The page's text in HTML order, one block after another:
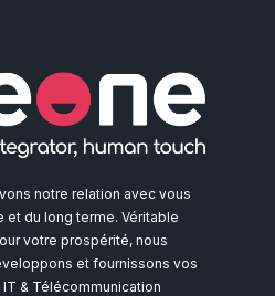
notre relation avec vous
et du long terme. Véritable
votre prospérité, nous
et fournissons vos
& Télécommunication